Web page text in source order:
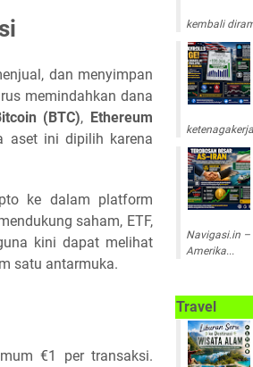
dan menyimpan
memindahkan dana
(BTC), Ethereum
aset ini dipilih karena
ke dalam platform
saham, ETF,
kini dapat melihat
satu antarmuka.
€1 per transaksi.
kembali
Navigasi.in –
Amerika...
Travel